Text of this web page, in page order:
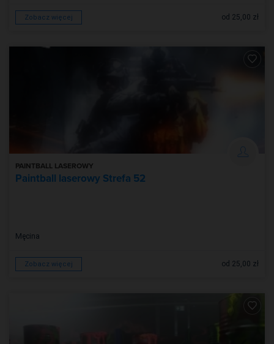
Zobacz więcej od 25,00 zł
PAINTBALL LASEROWY
Paintball laserowy Strefa 52
Męcina
Zobacz więcej od 25,00 zł